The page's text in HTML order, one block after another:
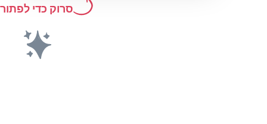
סרוק כדי לפתור